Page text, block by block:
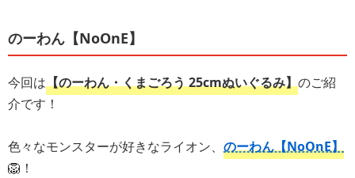
のーわん【NoOnE】
今回は【のーわん・くまごろう 25cmぬいぐるみ】のご紹
介です！
色々なモンスターが好きなライオン、 のーわん【NoOnE】
🦁！